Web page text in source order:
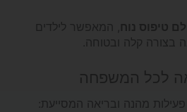
טיפוס נוח , המאפשר לילדים
בצורה קלה ובטוחה.
לכל המשפחה
מהנה ובריאה המסייעת: